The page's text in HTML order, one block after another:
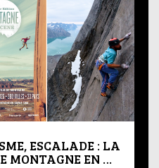
ESCALADE : LA
MONTAGNE EN …